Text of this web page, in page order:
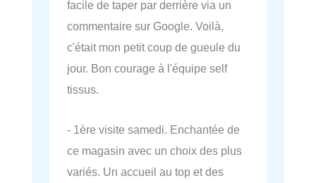
facile de taper par derrière via un
commentaire sur Google. Voilà,
c'était mon petit coup de gueule du
jour. Bon courage à l'équipe self
tissus.
- 1ère visite samedi. Enchantée de
ce magasin avec un choix des plus
variés. Un accueil au top et des